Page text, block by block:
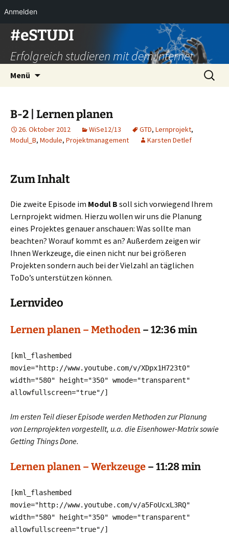
Anmelden
Zum
Inhalt
springen
#eSTUDI
Erfolgreich studieren mit dem Internet
Menü
Suchen
nach:
B-2 | Lernen planen
26. Oktober 2012 WiSe12/13 GTD, Lernprojekt,
Modul_B, Module, Projektmanagement Karsten Detlef
Zum Inhalt
Die zweite Episode im Modul B soll sich vorwiegend Ihrem
Lernprojekt widmen. Hierzu wollen wir uns die Planung
eines Projektes genauer anschauen: Was sollte man
beachten? Worauf kommt es an? Außerdem zeigen wir
Ihnen Werkzeuge, die einen nicht nur bei größeren
Projekten sondern auch bei der Vielzahl an täglichen
ToDo’s unterstützen können.
Lernvideo
Lernen planen – Methoden – 12:36 min
[kml_flashembed
movie="http://www.youtube.com/v/XDpx1H723t0"
width="580" height="350" wmode="transparent"
allowfullscreen="true"/]
Im ersten Teil dieser Episode werden Methoden zur Planung
von Lernprojekten vorgestellt, u.a. die Eisenhower-Matrix sowie
Getting Things Done.
Lernen planen – Werkzeuge – 11:28 min
[kml_flashembed
movie="http://www.youtube.com/v/a5FoUcxL3RQ"
width="580" height="350" wmode="transparent"
allowfullscreen="true"/]